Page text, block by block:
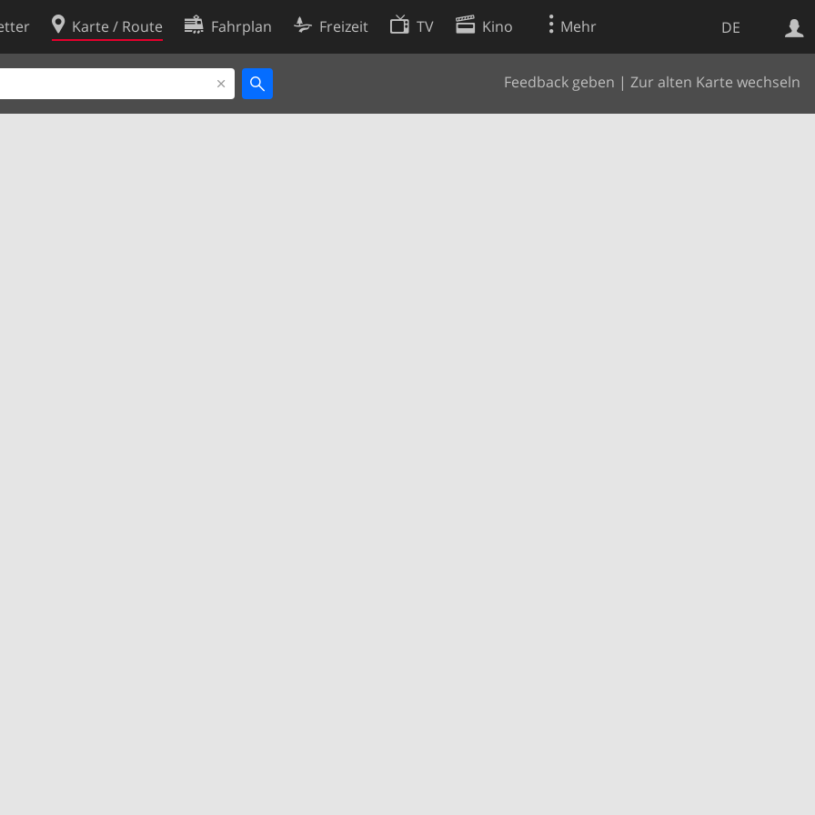
DE
Karte / Route Fahrplan Freizeit TV Kino Mehr
Feedback geben | Zur alten Karte wechseln
Websuche
Cookie-Richtlinie
Cookie-Einstellungen